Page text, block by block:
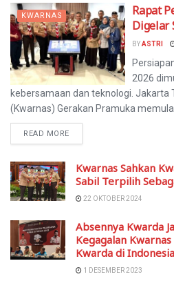
KWARNAS
Rapat
Digelar
BYASTRI
2026
kebersamaan dan teknologi. Jakarta
(Kwarnas) Gerakan Pramuka
READ MORE
Kwarnas Sahkan
Sabil Terpilih
22 OKTOBER 2024
Absennya Kwarda
Kegagalan
Kwarda di Indonesia
1 DESEMBER 2023